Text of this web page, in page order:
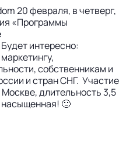
20 февраля, в четверг,
«Программы
интересно:
собственникам и
и стран СНГ. Участие
длительность 3,5
насыщенная! 🙂